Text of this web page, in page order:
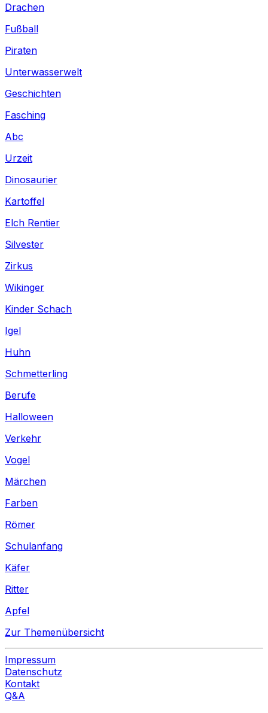
Drachen
Fußball
Piraten
Unterwasserwelt
Geschichten
Fasching
Abc
Urzeit
Dinosaurier
Kartoffel
Elch Rentier
Silvester
Zirkus
Wikinger
Kinder Schach
Igel
Huhn
Schmetterling
Berufe
Halloween
Verkehr
Vogel
Märchen
Farben
Römer
Schulanfang
Käfer
Ritter
Apfel
Zur Themenübersicht
Impressum
Datenschutz
Kontakt
Q&A